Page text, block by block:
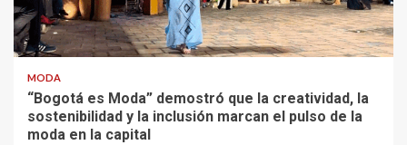
MODA
“Bogotá es Moda” demostró que la creatividad, la
sostenibilidad y la inclusión marcan el pulso de la
moda en la capital